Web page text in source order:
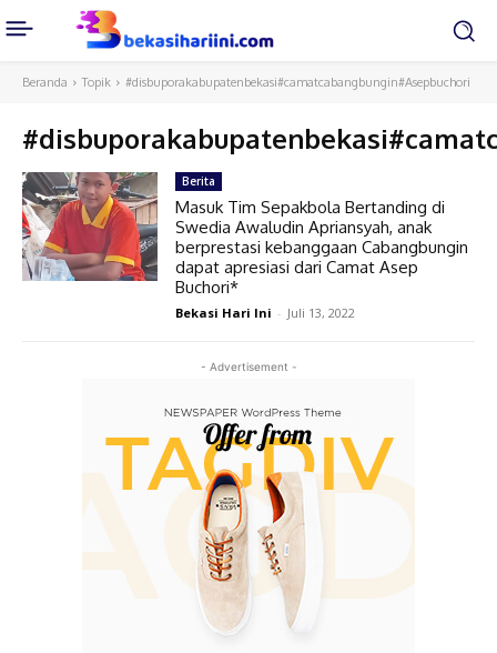
Beranda Topik #disbuporakabupatenbekasi#camatcabangbungin#Asepbuchori
- Advertisement -
Berita
Masuk Tim Sepakbola Bertanding di
Swedia Awaludin Apriansyah, anak
berprestasi kebanggaan Cabangbungin
dapat apresiasi dari Camat Asep
Buchori*
Bekasi Hari Ini - Juli 13, 2022